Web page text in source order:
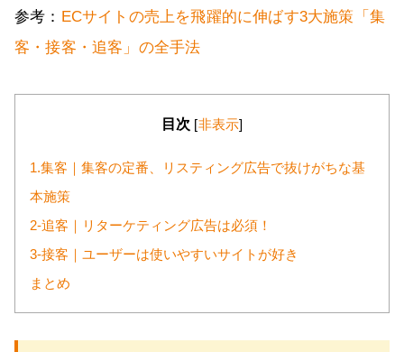
参考： ECサイトの売上を飛躍的に伸ばす3大施策「集
客・接客・追客」の全手法
目次 [非表示]
1.集客｜集客の定番、リスティング広告で抜けがちな基
本施策
2-追客｜リターケティング広告は必須！
3-接客｜ユーザーは使いやすいサイトが好き
まとめ